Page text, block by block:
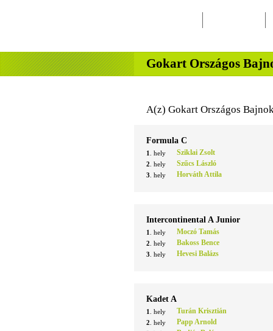
Gokart Országos
A(z) Gokart Országos
Formula C
1 . hely Sziklai Zsolt
2 . hely Szűcs László
3 . hely Horváth Attila
Intercontinental A Junior
1 . hely Moczó Tamás
2 . hely Bakoss Bence
3 . hely Hevesi Balázs
Kadet A
1 . hely Turán Krisztián
2 . hely Papp Arnold